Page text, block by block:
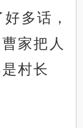
多话，
家把人
村长